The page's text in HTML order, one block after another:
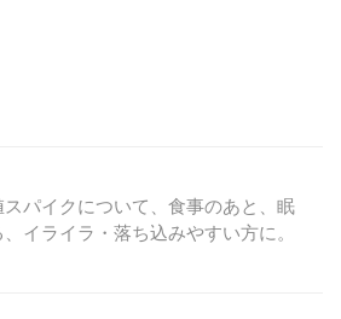
スパイクについて、食事のあと、眠
、イライラ・落ち込みやすい方に。